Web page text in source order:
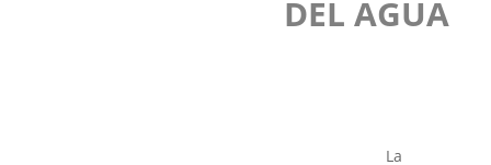
DEL AGUA
La